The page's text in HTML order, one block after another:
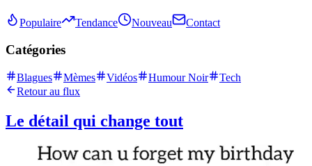
Populaire Tendance Nouveau Contact
Catégories
Blagues Mèmes Vidéos Humour Noir
Tech
Retour au flux
Le détail qui change tout